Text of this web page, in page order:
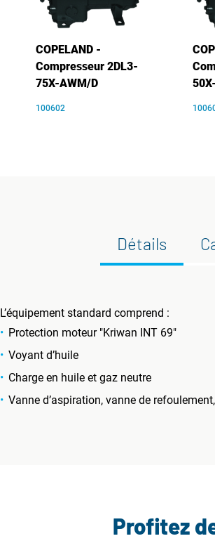
COPELAND -
Compresseur 2DL3-
75X-AWM/D
100602
Détails
L’équipement standard comprend :
Protection moteur "Kriwan INT 69"
Voyant d’huile
Charge en huile et gaz neutre
Vanne d’aspiration, vanne de
Profitez